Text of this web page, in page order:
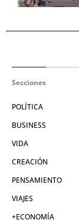
Secciones
POLÍTICA
BUSINESS
VIDA
CREACIÓN
PENSAMIENTO
VIAJES
+ECONOMÍA